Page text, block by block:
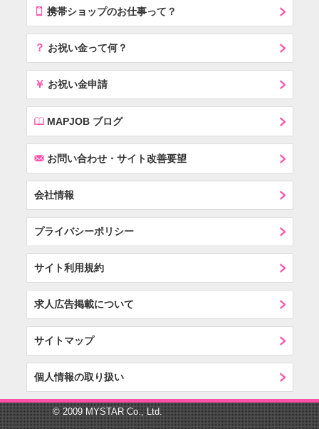
T 携帯ショップのお仕事って？
？ お祝い金って何？
￥ お祝い金申請
EMAPJOB ブログ
Fお問い合わせ・サイト改善要望
会社情報
プライバシーポリシー
サイト利用規約
求人広告掲載について
サイトマップ
個人情報の取り扱い
© 2009 MYSTAR Co., Ltd.